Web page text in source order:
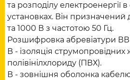
та розподілу електроенергії
установках. Він
та 1000 В з частотою 50 Гц.
Розшифровка абревіатури
В - ізоляція
полівінілхлориду (ПВХ).
В - зовнішня оболонка